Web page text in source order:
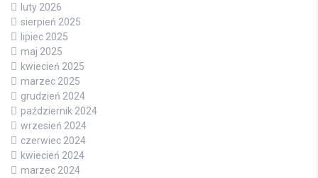
luty 2026
sierpień 2025
lipiec 2025
maj 2025
kwiecień 2025
marzec 2025
grudzień 2024
październik 2024
wrzesień 2024
czerwiec 2024
kwiecień 2024
marzec 2024